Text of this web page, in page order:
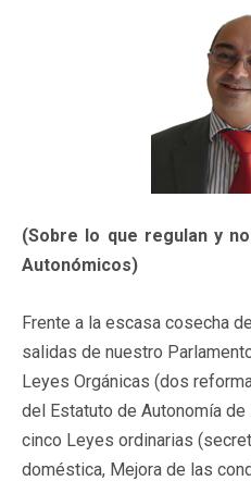
(Sobre lo que regulan y
Autonómicos)
Frente a la escasa cosecha
salidas de nuestro
Leyes Orgánicas (dos
del Estatuto de Autonomía de
cinco Leyes ordinarias
doméstica, Mejora de las